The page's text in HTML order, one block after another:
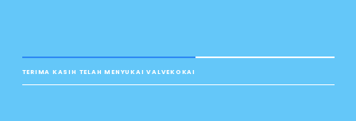
TERIMA KASIH TELAH MENYUKAI VALVEKOKAI